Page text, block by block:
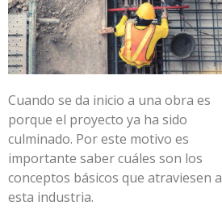
Cuando se da inicio a una obra es
porque el proyecto ya ha sido
culminado. Por este motivo es
importante saber cuáles son los
conceptos básicos que atraviesen a
esta industria.